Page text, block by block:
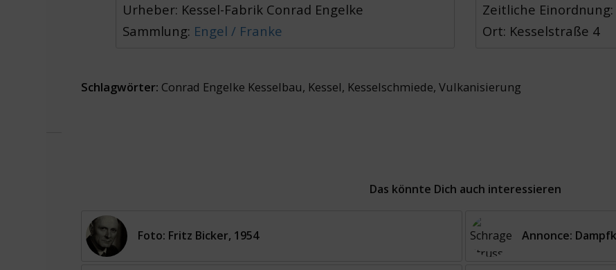
Urheber: Kessel-Fabrik Conrad Engelke
Sammlung: Engel / Franke
Zeitliche Einordnung:
Ort: Kesselstraße 4
Schlagwörter: Conrad Engelke Kesselbau, Kessel, Kesselschmiede,Vulkanisierung
Das könnte Dich auch interessieren
Foto: Fritz Bicker, 1954 Annonce: